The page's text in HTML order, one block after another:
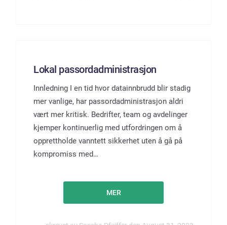
Lokal passordadministrasjon
Innledning I en tid hvor datainnbrudd blir stadig
mer vanlige, har passordadministrasjon aldri
vært mer kritisk. Bedrifter, team og avdelinger
kjemper kontinuerlig med utfordringen om å
opprettholde vanntett sikkerhet uten å gå på
kompromiss med…
MER